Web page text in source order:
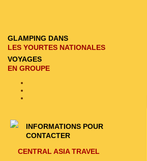
GLAMPING DANS
LES YOURTES NATIONALES
VOYAGES
EN GROUPE
INFORMATIONS POUR
CONTACTER
CENTRAL ASIA TRAVEL